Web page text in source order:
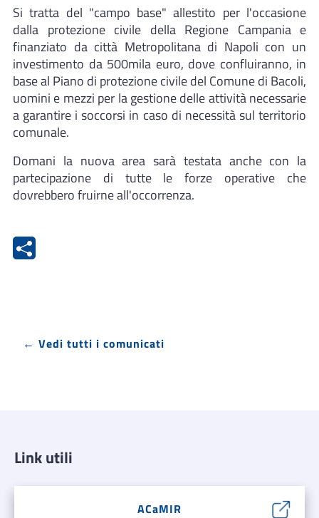
Si tratta del "campo base" allestito per l'occasione
dalla protezione civile della Regione Campania e
finanziato da città Metropolitana di Napoli con un
investimento da 500mila euro, dove confluiranno, in
base al Piano di protezione civile del Comune di Bacoli,
uomini e mezzi per la gestione delle attività necessarie
a garantire i soccorsi in caso di necessità sul territorio
comunale.
Domani la nuova area sarà testata anche con la
partecipazione di tutte le forze operative che
dovrebbero fruirne all'occorrenza.
← Vedi tutti i comunicati
Link utili
ACaMIR